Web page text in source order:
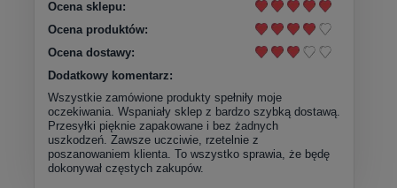
Ocena sklepu:
Ocena produktów:
Ocena dostawy:
Dodatkowy komentarz:
Wszystkie zamówione produkty spełniły moje
oczekiwania. Wspaniały sklep z bardzo szybką dostawą.
Przesyłki pięknie zapakowane i bez żadnych
uszkodzeń. Zawsze uczciwie, rzetelnie z
poszanowaniem klienta. To wszystko sprawia, że będę
dokonywał częstych zakupów.